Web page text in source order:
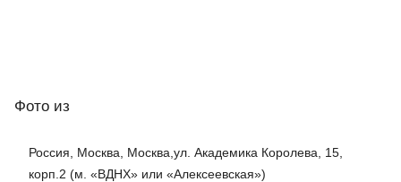
Фото из
Россия, Москва, Москва,ул. Академика Королева, 15,
корп.2 (м. «ВДНХ» или «Алексеевская»)